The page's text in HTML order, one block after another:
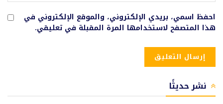
احفظ اسمي، بريدي الإلكتروني، والموقع الإلكتروني في
هذا المتصفح لاستخدامها المرة المقبلة في تعليقي.
نشر حديثًا